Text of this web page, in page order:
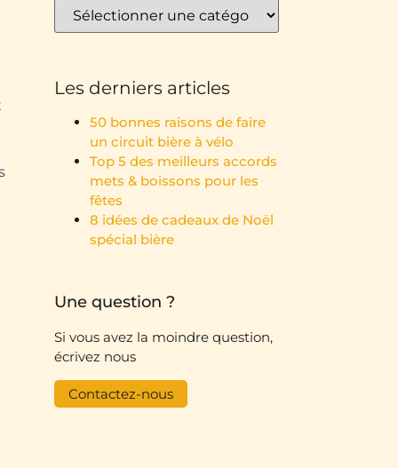
Les derniers articles
50 bonnes raisons de faire
un circuit bière à vélo
Top 5 des meilleurs accords
mets & boissons pour les
fêtes
8 idées de cadeaux de Noël
spécial bière
Une question ?
Si vous avez la moindre question,
écrivez nous
Contactez-nous